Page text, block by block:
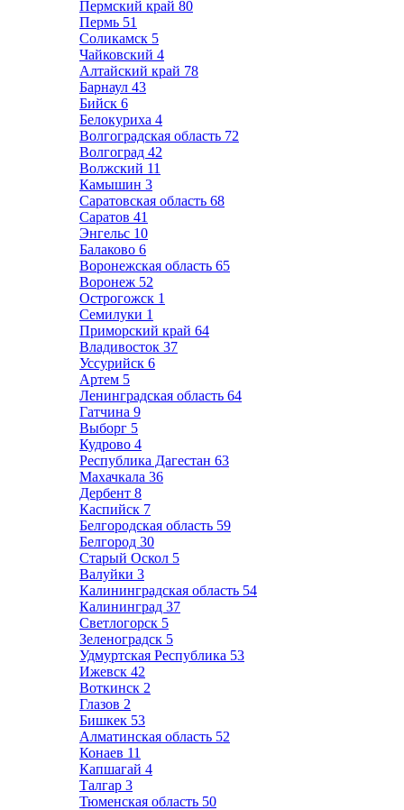
Пермский край 80
Пермь 51
Соликамск 5
Чайковский 4
Алтайский край 78
Барнаул 43
Бийск 6
Белокуриха 4
Волгоградская область 72
Волгоград 42
Волжский 11
Камышин 3
Саратовская область 68
Саратов 41
Энгельс 10
Балаково 6
Воронежская область 65
Воронеж 52
Острогожск 1
Семилуки 1
Приморский край 64
Владивосток 37
Уссурийск 6
Артем 5
Ленинградская область 64
Гатчина 9
Выборг 5
Кудрово 4
Республика Дагестан 63
Махачкала 36
Дербент 8
Каспийск 7
Белгородская область 59
Белгород 30
Старый Оскол 5
Валуйки 3
Калининградская область 54
Калининград 37
Светлогорск 5
Зеленоградск 5
Удмуртская Республика 53
Ижевск 42
Воткинск 2
Глазов 2
Бишкек 53
Алматинская область 52
Конаев 11
Капшагай 4
Талгар 3
Тюменская область 50